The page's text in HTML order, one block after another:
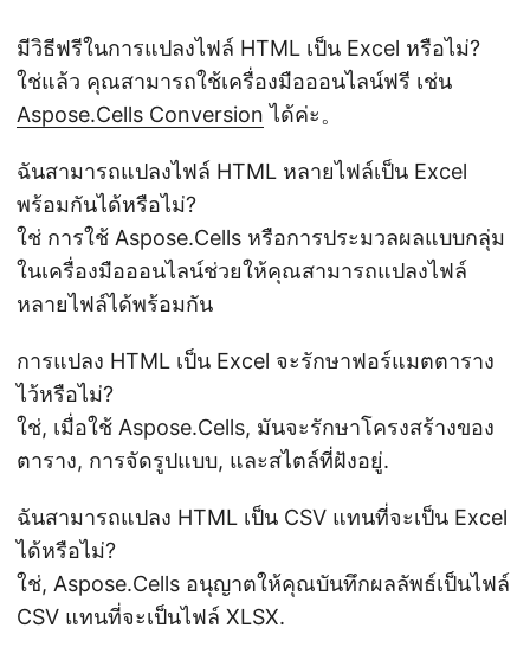
มีวิธีฟรีในการแปลงไฟล์ HTML เป็น Excel หรือไม่?
ใช่แล้ว คุณสามารถใช้เครื่องมือออนไลน์ฟรี เช่น
Aspose.Cells Conversion ได้ค่ะ。
ฉันสามารถแปลงไฟล์ HTML หลายไฟล์เป็น Excel
พร้อมกันได้หรือไม่?
ใช่ การใช้ Aspose.Cells หรือการประมวลผลแบบกลุ่ม
ในเครื่องมือออนไลน์ช่วยให้คุณสามารถแปลงไฟล์
หลายไฟล์ได้พร้อมกัน
การแปลง HTML เป็น Excel จะรักษาฟอร์แมตตาราง
ไว้หรือไม่?
ใช่, เมื่อใช้ Aspose.Cells, มันจะรักษาโครงสร้างของ
ตาราง, การจัดรูปแบบ, และสไตล์ที่ฝังอยู่.
ฉันสามารถแปลง HTML เป็น CSV แทนที่จะเป็น Excel
ได้หรือไม่?
ใช่, Aspose.Cells อนุญาตให้คุณบันทึกผลลัพธ์เป็นไฟล์
CSV แทนที่จะเป็นไฟล์ XLSX.